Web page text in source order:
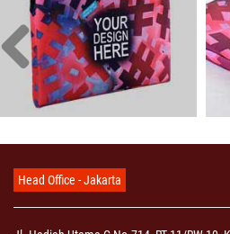
Head Office - Jakarta